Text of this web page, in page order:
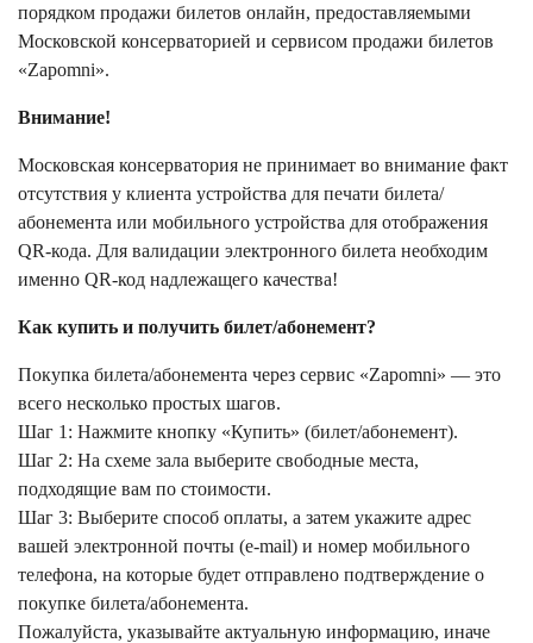
порядком продажи билетов онлайн, предоставляемыми
Московской консерваторией и сервисом продажи билетов
«Zapomni».
Внимание!
Московская консерватория не принимает во внимание факт
отсутствия у клиента устройства для печати билета/
абонемента или мобильного устройства для отображения
QR-кода. Для валидации электронного билета необходим
именно QR-код надлежащего качества!
Как купить и получить билет/абонемент?
Покупка билета/абонемента через сервис «Zapomni» — это
всего несколько простых шагов.
Шаг 1: Нажмите кнопку «Купить» (билет/абонемент).
Шаг 2: На схеме зала выберите свободные места,
подходящие вам по стоимости.
Шаг 3: Выберите способ оплаты, а затем укажите адрес
вашей электронной почты (e-mail) и номер мобильного
телефона, на которые будет отправлено подтверждение о
покупке билета/абонемента.
Пожалуйста, указывайте актуальную информацию, иначе